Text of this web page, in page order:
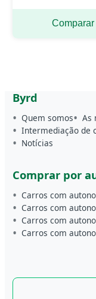
Comparar
Byrd
Quem somos As
Intermediação de
Notícias
Comprar por
Carros com
Carros com
Carros com
Carros com